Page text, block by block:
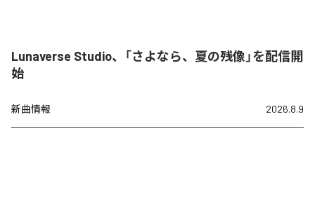
Lunaverse Studio、「さよなら、夏の残像」を配信開
始
新曲情報 2026.8.9